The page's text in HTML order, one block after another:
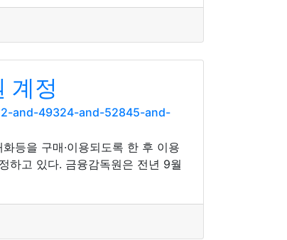
계정
and-49324-and-52845-and-
등을 구매·이용되도록 한 후 이용
하고 있다. 금융감독원은 전년 9월